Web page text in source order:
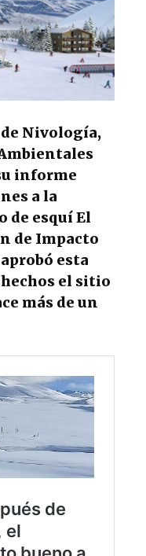
k
Nivología,
informe
a la
de esquí El
de Impacto
esta
el sitio
más de un